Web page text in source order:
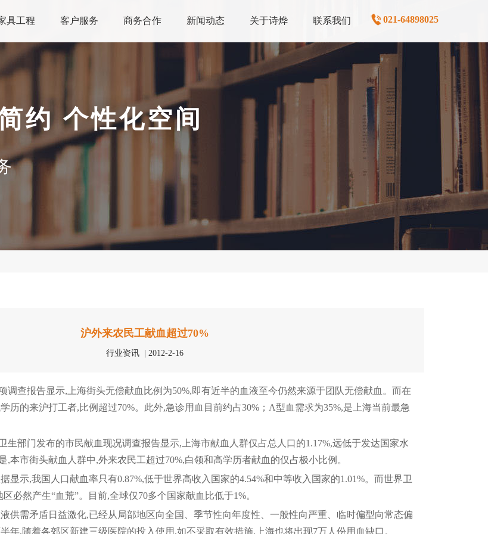
具工程 客户服务 商务合作 新闻动态 关于诗烨 联系我们 021-64898025
个性化空间
沪外来农民工献血超过70%
行业资讯 | 2012-2-16
查报告显示,上海街头无偿献血比例为50%,即有近半的血液至今仍然来源于团队无偿献血。而在
历的来沪打工者,比例超过70%。此外,急诊用血目前约占30%；A型血需求为35%,是上海当前最急
部门发布的市民献血现况调查报告显示,上海市献血人群仅占总人口的1.17%,远低于发达国家水
,本市街头献血人群中,外来农民工超过70%,白领和高学历者献血的仅占极小比例。
示,我国人口献血率只有0.87%,低于世界高收入国家的4.54%和中等收入国家的1.01%。而世界卫
必然产生“血荒”。目前,全球仅70多个国家献血比低于1%。
需矛盾日益激化,已经从局部地区向全国、季节性向年度性、一般性向严重、临时偏型向常态偏
年,随着各郊区新建三级医院的投入使用,如不采取有效措施,上海也将出现7万人份用血缺口。